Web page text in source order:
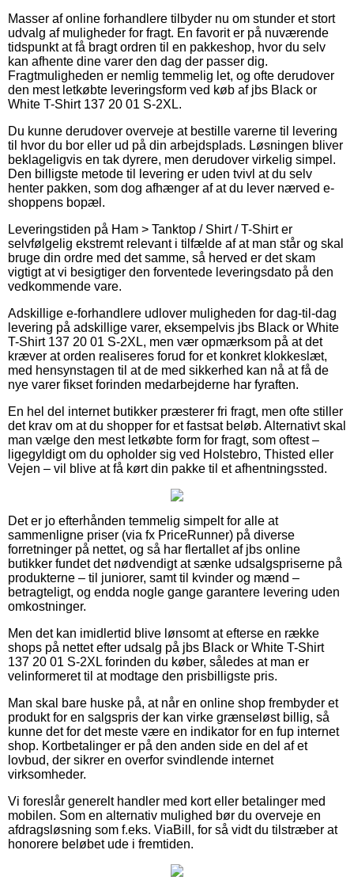
Masser af online forhandlere tilbyder nu om stunder et stort
udvalg af muligheder for fragt. En favorit er på nuværende
tidspunkt at få bragt ordren til en pakkeshop, hvor du selv
kan afhente dine varer den dag der passer dig.
Fragtmuligheden er nemlig temmelig let, og ofte derudover
den mest letkøbte leveringsform ved køb af jbs Black or
White T-Shirt 137 20 01 S-2XL.
Du kunne derudover overveje at bestille varerne til levering
til hvor du bor eller ud på din arbejdsplads. Løsningen bliver
beklageligvis en tak dyrere, men derudover virkelig simpel.
Den billigste metode til levering er uden tvivl at du selv
henter pakken, som dog afhænger af at du lever nærved e-
shoppens bopæl.
Leveringstiden på Ham > Tanktop / Shirt / T-Shirt er
selvfølgelig ekstremt relevant i tilfælde af at man står og skal
bruge din ordre med det samme, så herved er det skam
vigtigt at vi besigtiger den forventede leveringsdato på den
vedkommende vare.
Adskillige e-forhandlere udlover muligheden for dag-til-dag
levering på adskillige varer, eksempelvis jbs Black or White
T-Shirt 137 20 01 S-2XL, men vær opmærksom på at det
kræver at orden realiseres forud for et konkret klokkeslæt,
med hensynstagen til at de med sikkerhed kan nå at få de
nye varer fikset forinden medarbejderne har fyraften.
En hel del internet butikker præsterer fri fragt, men ofte stiller
det krav om at du shopper for et fastsat beløb. Alternativt skal
man vælge den mest letkøbte form for fragt, som oftest –
ligegyldigt om du opholder sig ved Holstebro, Thisted eller
Vejen – vil blive at få kørt din pakke til et afhentningssted.
Det er jo efterhånden temmelig simpelt for alle at
sammenligne priser (via fx PriceRunner) på diverse
forretninger på nettet, og så har flertallet af jbs online
butikker fundet det nødvendigt at sænke udsalgspriserne på
produkterne – til juniorer, samt til kvinder og mænd –
betragteligt, og endda nogle gange garantere levering uden
omkostninger.
Men det kan imidlertid blive lønsomt at efterse en række
shops på nettet efter udsalg på jbs Black or White T-Shirt
137 20 01 S-2XL forinden du køber, således at man er
velinformeret til at modtage den prisbilligste pris.
Man skal bare huske på, at når en online shop frembyder et
produkt for en salgspris der kan virke grænseløst billig, så
kunne det for det meste være en indikator for en fup internet
shop. Kortbetalinger er på den anden side en del af et
lovbud, der sikrer en overfor svindlende internet
virksomheder.
Vi foreslår generelt handler med kort eller betalinger med
mobilen. Som en alternativ mulighed bør du overveje en
afdragsløsning som f.eks. ViaBill, for så vidt du tilstræber at
honorere beløbet ude i fremtiden.